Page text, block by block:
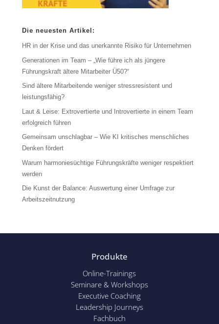
Die neuesten Artikel:
HR in der Krise und das unerkannte Risiko für Unternehmen
Generationen im Team – „Wie führe ich als jüngere
Führungskraft ältere Mitarbeiter Ü50?“
Sind ältere Mitarbeitende weniger stressresistent und
leistungsfähig?
Laut & Leise: Extrovertierte und Introvertierte in einem Team
erfolgreich führen
Gemeinsam unschlagbar – Wie KI kritisches menschliches
Denken fördert
Warum harmoniesüchtige Führungskräfte weniger respektiert
werden
Die Kunst der Balance: Auswertung einer Umfrage zur
Arbeitszeitnutzung
Produkte
Online-Trainings
Seminare & Workshops
Executive Coaching
Leadership Journeys
Fachbuch